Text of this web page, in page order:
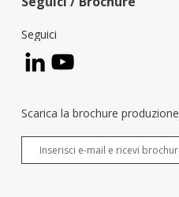
Seguici
Scarica la brochure produzione